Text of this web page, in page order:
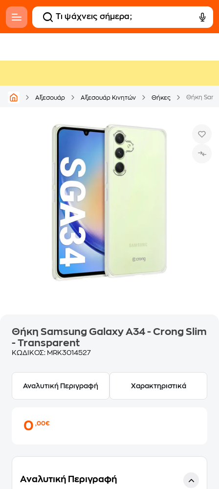
Αξεσουάρ Αξεσουάρ Κινητών Θήκες Θήκη
Θήκη Samsung Galaxy A34 - Crong Slim
- Transparent
ΚΩΔΙΚΟΣ: MRK3014527
Αναλυτική Περιγραφή Χαρακτηριστικά
0,00€
Αναλυτική Περιγραφή